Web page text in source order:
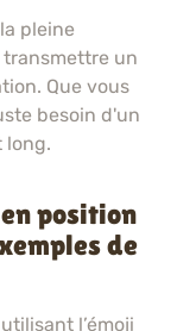
pleine
un
Que vous
besoin d'un
long.
position
de
l’émoji